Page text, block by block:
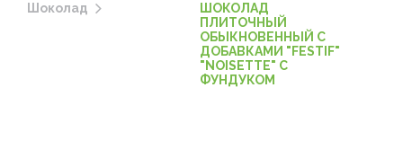
магазины
Почему “MAVIS”?
Обратная связь
Шоколад
ШОКОЛАД
ПЛИТОЧНЫЙ
ОБЫКНОВЕННЫЙ С
ДОБАВКАМИ "FESTIF"
"NOISETTE" С
ФУНДУКОМ